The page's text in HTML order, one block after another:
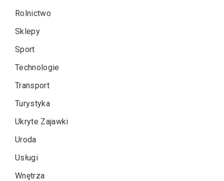
Rolnictwo
Sklepy
Sport
Technologie
Transport
Turystyka
Ukryte Zajawki
Uroda
Usługi
Wnętrza